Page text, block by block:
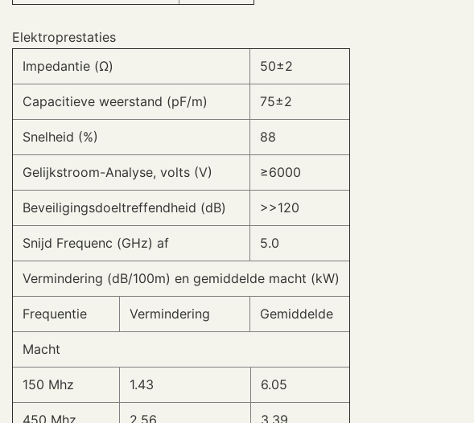
Elektroprestaties
Impedantie (Ω)
50±2
Capacitieve weerstand (pF/m) 75±2
Snelheid (%) 88
Gelijkstroom-Analyse, volts (V) ≥6000
Beveiligingsdoeltreffendheid (dB) >>120
Snijd Frequenc (GHz) af 5.0
Vermindering (dB/100m) en gemiddelde macht (kW)
Frequentie Vermindering Gemiddelde
Macht
150 Mhz 1.43 6.05
450 Mhz 2.56 3.39